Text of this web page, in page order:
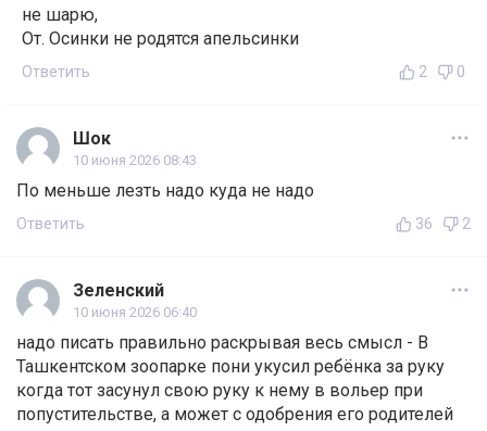
не шарю,
От. Осинки не родятся апельсинки
Ответить 2 0
Шок
10 июня 2026 08:43
По меньше лезть надо куда не надо
Ответить 36 2
Зеленский
10 июня 2026 06:40
надо писать правильно раскрывая весь смысл - В
Ташкентском зоопарке пони укусил ребёнка за руку
когда тот засунул свою руку к нему в вольер при
попустительстве, а может с одобрения его родителей